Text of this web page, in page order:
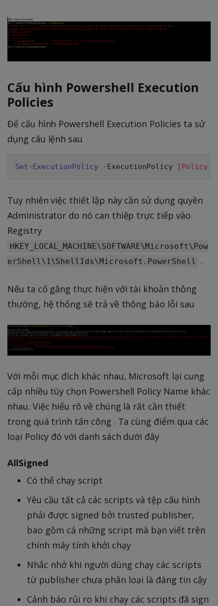
Cấu hình Powershell Execution
Policies
Để cấu hình Powershell Execution Policies ta sử
dụng câu lệnh sau
Set-ExecutionPolicy -ExecutionPolicy [Policy
Tuy nhiên việc thiết lập này cần sử dụng quyền
Administrator do nó can thiệp trực tiếp vào
Registry
HKEY_LOCAL_MACHINE\SOFTWARE\Microsoft\Pow
erShell\1\ShellIds\Microsoft.PowerShell
.
Nếu ta cố gắng thực hiện với tài khoản thông
thường, hệ thống sẽ trả về thông báo lỗi sau
Với mỗi mục đích khác nhau, Microsoft lại cung
cấp nhiều tùy chọn Powershell Policy Name khác
nhau. Việc hiểu rõ về chúng là rất cần thiết
trong quá trình tấn công . Ta cùng điểm qua các
loại Policy đó với danh sách dưới đây
AllSigned
Có thể chạy script
Yêu cầu tất cả các scripts và tệp cấu hình
phải được signed bởi trusted publisher,
bao gồm cả những script mà bạn viết trên
chính máy tính khởi chạy
Nhắc nhở khi người dùng chạy các scripts
từ publisher chưa phân loại là đáng tin cậy
Cảnh báo rủi ro khi chạy các scripts đã sign